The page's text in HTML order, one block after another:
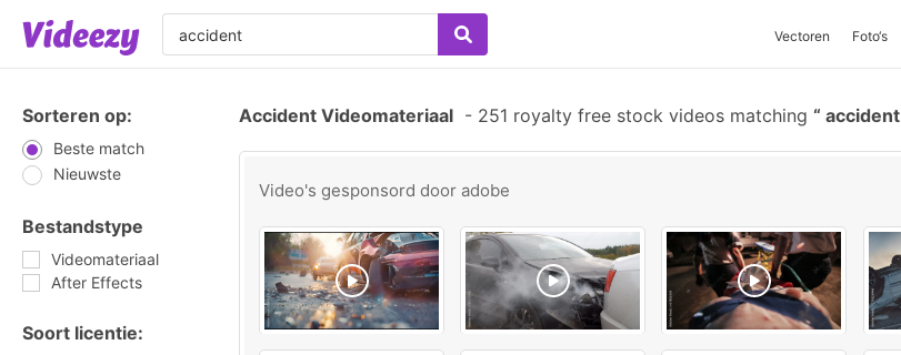
Vectoren Foto‘s
Sorteren op:
Beste match
Nieuwste
Bestandstype
Videomateriaal
After Effects
Soort licentie:
Accident Videomateriaal - 251 royalty free stock videos matching accident
Video's gesponsord door adobe